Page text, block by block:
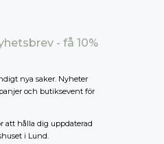
- få 10%
nya saker. Nyheter
och butiksevent för
att hålla dig uppdaterad
i Lund.